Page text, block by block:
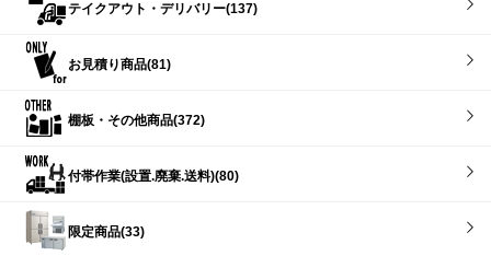
テイクアウト・デリバリー(137)
お見積り商品(81)
棚板・その他商品(372)
付帯作業(設置.廃棄.送料)(80)
限定商品(33)